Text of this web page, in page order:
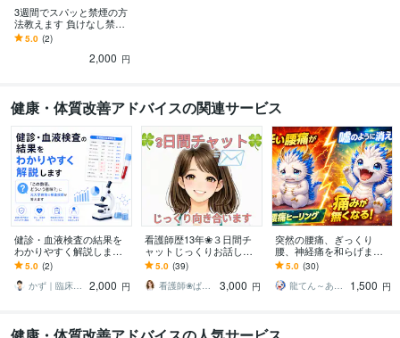
3週間でスパッと禁煙の方
法教えます 負けなし禁煙
法、あなたの未来の健康
の創る
5.0 (2)
2,000 円
健康・体質改善アドバイスの関連サービス
健診・血液検査の結果を
わかりやすく解説します
ます この検査値、どうい
う意味？に元大学病院の
検査技師が答えます
5.0 (2)
かず｜臨床検査技師
2,000 円
看護師歴13年❀３日間チ
ャットじっくりお話しし
ます 3日間あなたに寄り添
います❀長文OK❀お悩み
相談❀雑談❀
5.0 (39)
看護師❀ぱる❀心のケアステーション
3,000 円
突然の腰痛、ぎっくり
腰、神経痛を和らげます
突然の痛み、まずは「応
急処置」としてお試しく
ださいませ。
5.0 (30)
龍てん～あなたの魂の羅針盤
1,500 円